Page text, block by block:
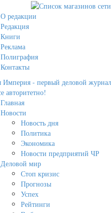
О редакции
Редакция
Книги
Реклама
Полиграфия
Контакты
Главная
Новости
Новость дня
Политика
Экономика
Новости предприятий ЧР
Деловой мир
Стоп кризис
Прогнозы
Успех
Рейтинги